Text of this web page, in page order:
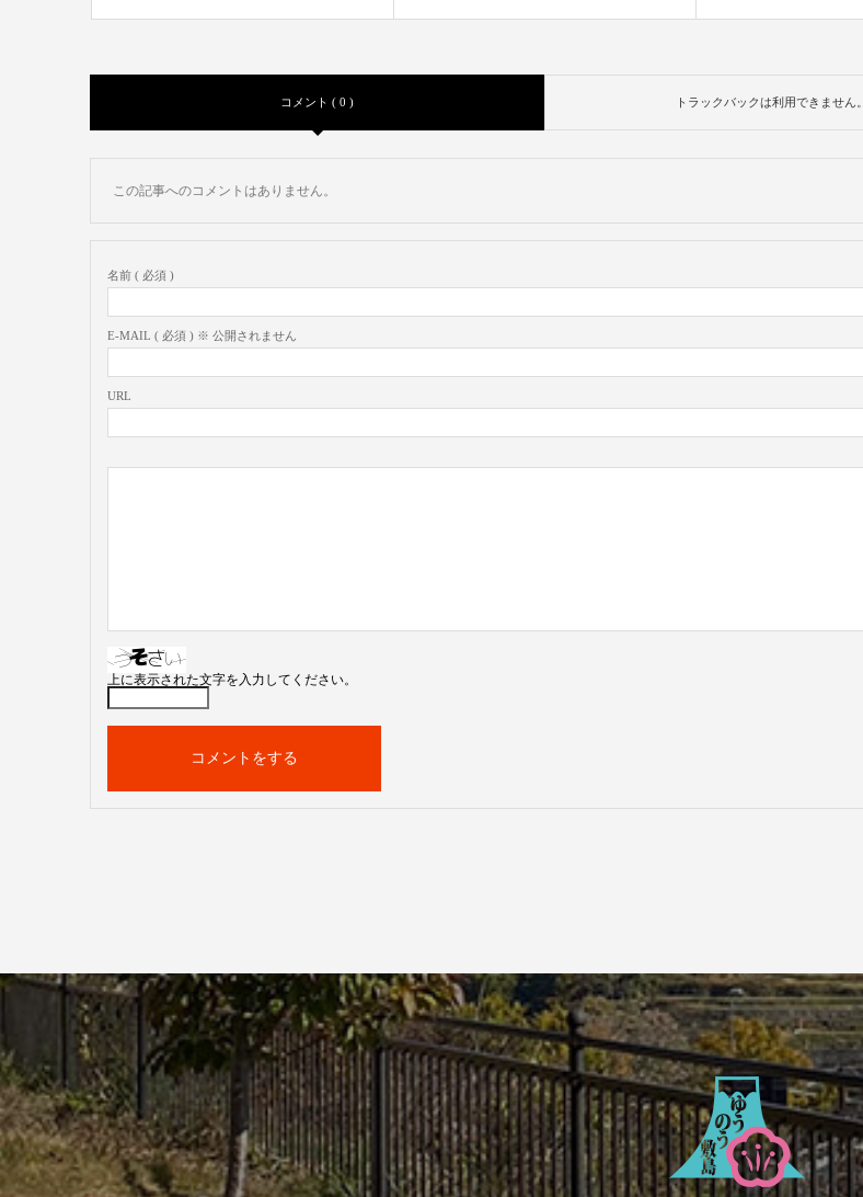
コメント ( 0 ) トラックバックは利用できません。
この記事へのコメントはありません。
名前 ( 必須 )
E-MAIL ( 必須 ) ※ 公開されません
URL
上に表示された文字を入力してください。